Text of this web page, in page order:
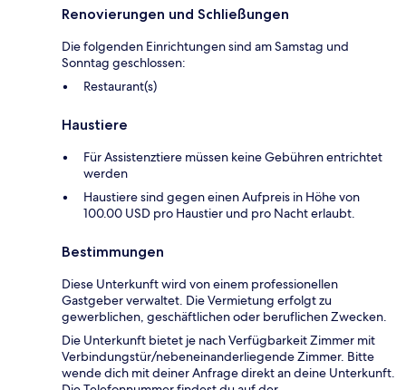
Renovierungen und Schließungen
Die folgenden Einrichtungen sind am Samstag und
Sonntag geschlossen:
Restaurant(s)
Haustiere
Für Assistenztiere müssen keine Gebühren entrichtet
werden
Haustiere sind gegen einen Aufpreis in Höhe von
100.00 USD pro Haustier und pro Nacht erlaubt.
Bestimmungen
Diese Unterkunft wird von einem professionellen
Gastgeber verwaltet. Die Vermietung erfolgt zu
gewerblichen, geschäftlichen oder beruflichen Zwecken.
Die Unterkunft bietet je nach Verfügbarkeit Zimmer mit
Verbindungstür/nebeneinanderliegende Zimmer. Bitte
wende dich mit deiner Anfrage direkt an deine Unterkunft.